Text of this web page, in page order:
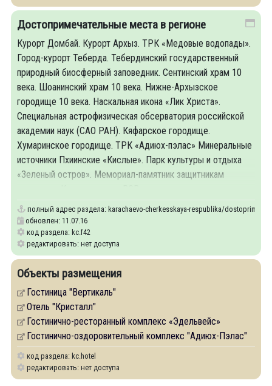
Достопримечательные места в регионе
Курорт Домбай. Курорт Архыз. ТРК «Медовые водопады».
Город-курорт Теберда. Тебердинский государственный
природный биосферный заповедник. Сентинский храм 10
века. Шоанинский храм 10 века. Нижне-Архызское
городище 10 века. Наскальная икона «Лик Христа».
Специальная астрофизическая обсерватория российской
академии наук (САО РАН). Кяфарское городище.
Хумаринское городище. ТРК «Адиюх-пэлас» Минеральные
источники Пхиинские «Кислые». Парк культуры и отдыха
«Зеленый остров». Мемориал-памятник защитникам
полный адрес раздела: karachaevo-cherkesskaya-respublika/
обновлен: 11.07.16
код раздела: kc.f42
редактировать: нет доступа
Объекты размещения
Гостиница "Вертикаль"
Отель "Кристалл"
Гостинично-ресторанный комплекс «Эдельвейс»
Гостинично-оздоровительный комплекс "Адиюх-Пэлас"
код раздела: kc.hotel
редактировать: нет доступа